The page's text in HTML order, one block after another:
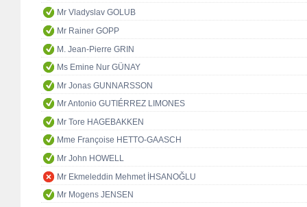
Mr Vladyslav GOLUB
Mr Rainer GOPP
M. Jean-Pierre GRIN
Ms Emine Nur GÜNAY
Mr Jonas GUNNARSSON
Mr Antonio GUTIÉRREZ LIMONES
Mr Tore HAGEBAKKEN
Mme Françoise HETTO-GAASCH
Mr John HOWELL
Mr Ekmeleddin Mehmet İHSANOĞLU
Mr Mogens JENSEN